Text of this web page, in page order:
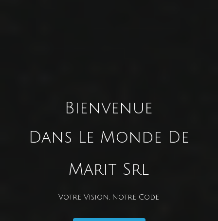
Bienvenue
Dans Le Monde De
Marit Srl
Votre Vision, Notre Code